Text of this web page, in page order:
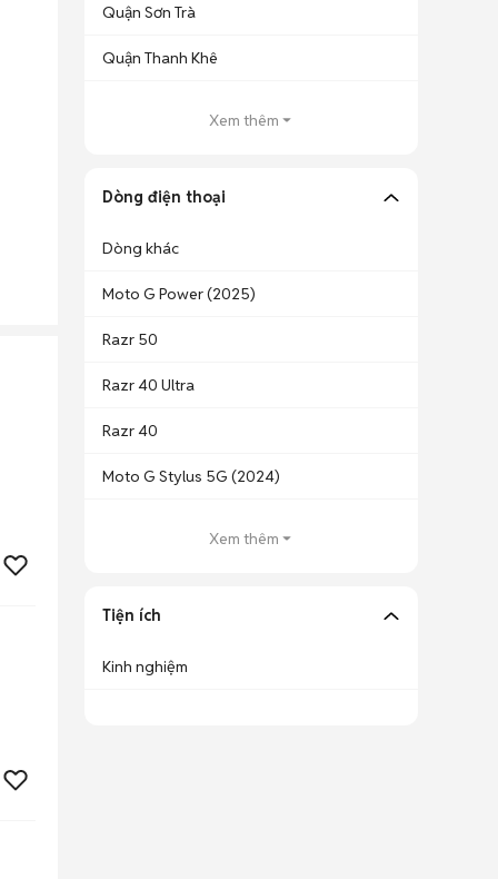
Quận Sơn Trà
Quận Thanh Khê
Xem thêm
Dòng điện thoại
Dòng khác
Moto G Power (2025)
Razr 50
Razr 40 Ultra
Razr 40
Moto G Stylus 5G (2024)
Xem thêm
Tiện ích
Kinh nghiệm